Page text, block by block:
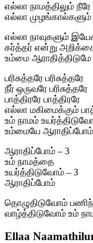
எல்லா நாமத்திலும்
எல்லா முழங்கால்களும்
எல்லா நாவுகளும்
கர்த்தர் என்று
உம்மை ஆராதித்திடுமே
பரிசுத்தரே பரிசுத்தரே
நீர் ஒருவரே பரிசுத்தரே
பாத்திரரே பாத்திரரே
எல்லா மகிமைக்கும்
உம் நாமம்
உம்மையே ஆராதிப்போம்
ஆராதிப்போம் – 3
உம் நாமத்தை
உயர்த்திடுவோம் – 3
ஆராதிப்போம்
தொழுதிடுவோம்
வாழ்த்திடுவோம் உம்
Ellaa